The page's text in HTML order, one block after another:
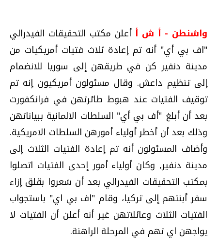
واشنطن - أ ش أ أعلن مكتب التحقيقات الفيدرالي
"اف بي أي" أنه تم إعادة ثلاث فتيات أمريكيات من
مدينة دنفير كن في طريقهن إلى سوريا للانضمام
إلى تنظيم داعش. وقال مسئولون أمريكيون إنه تم
توقيف الفتيات عند هبوط طائرتهن في فرانكفورت
بعد أن أبلغ "أف بي أي" السلطات الالمانية ببياناتهن
وذلك بعد أن أخطر أولياء أمورهن السلطات الامريكية.
وأضاف المسئولون أنه تم إعادة الفتيات الثلاث إلى
مدينة دنفير, وكان أولياء أمور إحدى الفتيات اتصلوا
بمكتب التحقيقات الفيدرالي بعد أن شعروا بقلق إزاء
سفر أبنتهم إلى تركيا، وقام "اف بي اي" باستجواب
الفتيات الثلاث وعائلاتهن غير أنه أعلن أن الفتيات لا
يواجهن اي تهم في المرحلة الراهنة.